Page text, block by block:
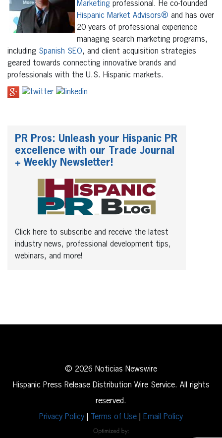
Marketing professional. He co-founded
Hispanic Market Advisors® and has over
20 years of professional experience
managing search marketing programs,
including Spanish SEO, and client acquisition strategies
geared towards connecting innovative brands and
professionals with the U.S. Hispanic markets.
PR Pros: Unleash your Hispanic PR
excellence with our Trade Journal
+ Weekly Newsletter!
Click here to subscribe and receive the latest
industry news, professional development tips,
webinars, and more!
© 2026 Noticias Newswire
Hispanic Press Release Distribution Wire Service. All rights
reserved.
Privacy Policy
Terms of Use Email Policy